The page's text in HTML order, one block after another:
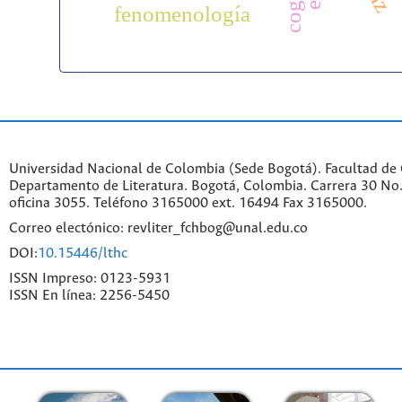
fenomenología
Universidad Nacional de Colombia (Sede Bogotá). Facultad de
Departamento de Literatura. Bogotá, Colombia. Carrera 30
oficina 3055. Teléfono 3165000 ext. 16494 Fax 3165000.
Correo electónico: revliter_fchbog@unal.edu.co
DOI:10.15446/lthc
ISSN Impreso: 0123-5931
ISSN En línea: 2256-5450